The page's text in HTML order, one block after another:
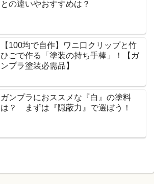
との違いやおすすめは？
【100均で自作】ワニ口クリップと竹
ひごで作る「塗装の持ち手棒」！【ガ
ンプラ塗装必需品】
ガンプラにおススメな『白』の塗料
は？ まずは『隠蔽力』で選ぼう！